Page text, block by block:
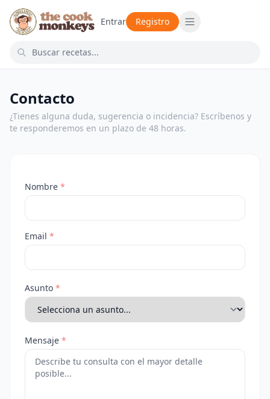
Entrar Registro
Contacto
¿Tienes alguna duda, sugerencia o incidencia? Escríbenos y
te responderemos en un plazo de 48 horas.
Nombre *
Email *
Asunto *
Mensaje *